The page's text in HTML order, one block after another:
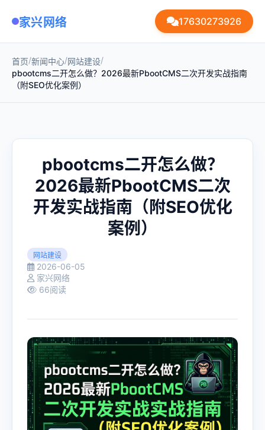
家兴网络 17630273926
首页/新闻中心/网站建设/
pbootcms二开怎么做？2026最新PbootCMS二次开发实战指南
（附SEO优化案例）
pbootcms二开怎么做？
2026最新PbootCMS二次
开发实战指南（附SEO优化
案例）
网站建设
2026-06-05
家兴网络
66阅读